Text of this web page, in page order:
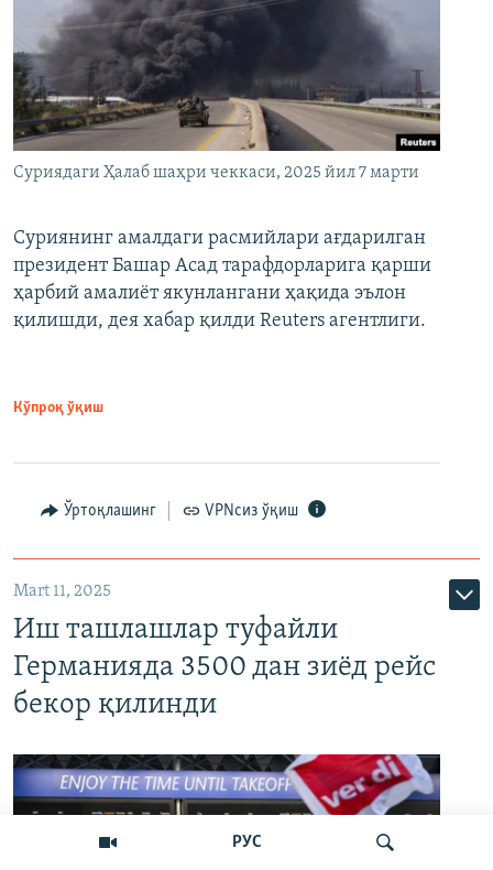
РУС
Суриядаги Ҳалаб шаҳри чеккаси, 2025 йил 7 марти
Суриянинг амалдаги расмийлари ағдарилган
президент Башар Асад тарафдорларига қарши
ҳарбий амалиёт якунлангани ҳақида эълон
қилишди, дея хабар қилди Reuters агентлиги.
Кўпроқ ўқиш
Ўртоқлашинг VPNсиз ўқиш
Mart 11, 2025
Иш ташлашлар туфайли
Германияда 3500 дан зиёд рейс
бекор қилинди